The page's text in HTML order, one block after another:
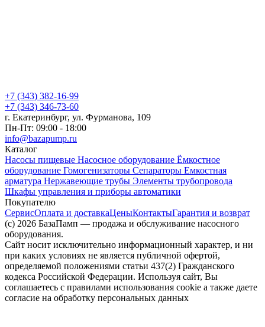
+7 (343) 382-16-99
+7 (343) 346-73-‬60
г. Екатеринбург, ул. Фурманова, 109
Пн-Пт: 09:00 - 18:00
info@bazapump.ru
Каталог
Насосы пищевые Насосное оборудование Ёмкостное
оборудование Гомогенизаторы Сепараторы Емкостная
арматура Нержавеющие трубы Элементы трубопровода
Шкафы управления и приборы автоматики
Покупателю
СервисОплата и доставкаЦеныКонтактыГарантия и возврат
(c) 2026 БазаПамп — продажа и обслуживание насосного
оборудования.
Сайт носит исключительно информационный характер, и ни
при каких условиях не является публичной офертой,
определяемой положениями статьи 437(2) Гражданского
кодекса Российской Федерации. Используя сайт, Вы
соглашаетесь с правилами использования cookie а также даете
согласие на обработку персональных данных